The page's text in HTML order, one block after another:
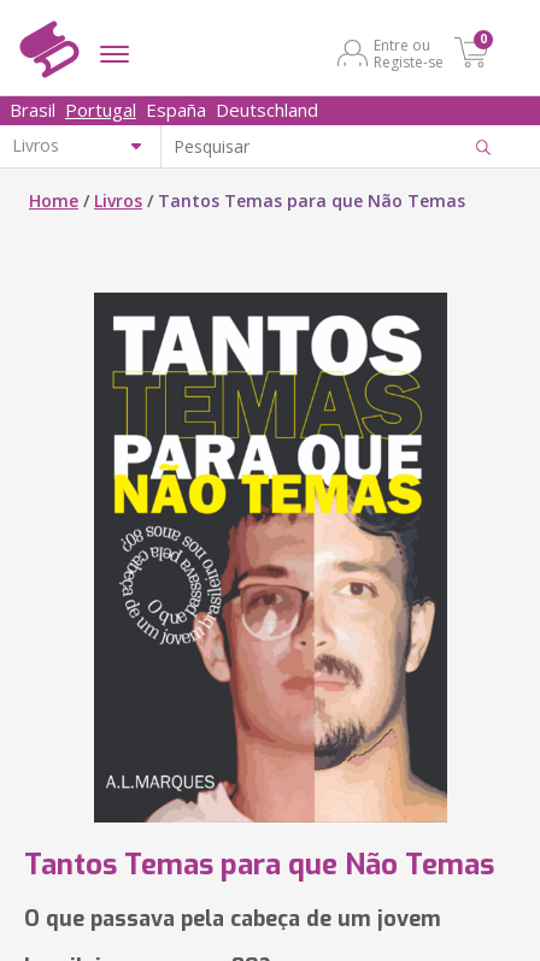
Entre ou
Registe-se
0
Brasil Portugal España Deutschland
Home / Livros / Tantos Temas para que Não Temas
Tantos Temas para que Não Temas
O que passava pela cabeça de um jovem